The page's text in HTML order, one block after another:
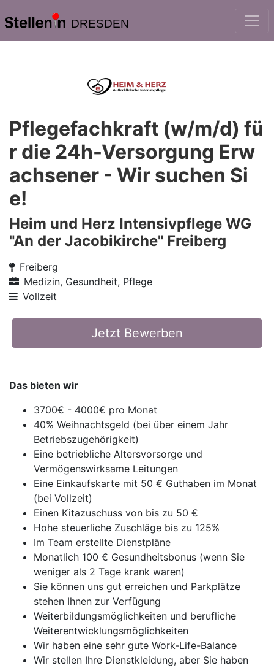
DRESDEN
Pflegefachkraft (w/m/d) fü
r die 24h-Versorgung Erw
achsener - Wir suchen Si
e!
Heim und Herz Intensivpflege WG
"An der Jacobikirche" Freiberg
Freiberg
Medizin, Gesundheit, Pflege
Vollzeit
Jetzt Bewerben
Das bieten wir
3700€ - 4000€ pro Monat
40% Weihnachtsgeld (bei über einem Jahr
Betriebszugehörigkeit)
Eine betriebliche Altersvorsorge und
Vermögenswirksame Leitungen
Eine Einkaufskarte mit 50 € Guthaben im Monat
(bei Vollzeit)
Einen Kitazuschuss von bis zu 50 €
Hohe steuerliche Zuschläge bis zu 125%
Im Team erstellte Dienstpläne
Monatlich 100 € Gesundheitsbonus (wenn Sie
weniger als 2 Tage krank waren)
Sie können uns gut erreichen und Parkplätze
stehen Ihnen zur Verfügung
Weiterbildungsmöglichkeiten und berufliche
Weiterentwicklungsmöglichkeiten
Wir haben eine sehr gute Work-Life-Balance
Wir stellen Ihre Dienstkleidung, aber Sie haben